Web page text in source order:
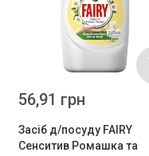
Засіб д/посуду FAIRY
Сенситив Ромашка та
56,91 грн